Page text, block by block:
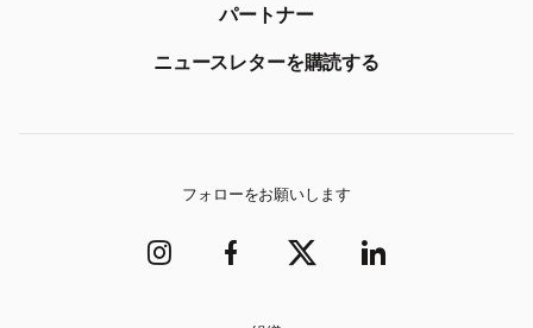
パートナー
ニュースレターを購読する
フォローをお願いします